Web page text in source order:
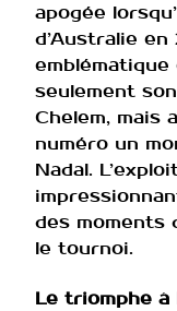
apogée
d’Australie
emblématique
seulement
Chelem, mais
numéro un
Nadal.
des moments
le tournoi.
Le triomphe à